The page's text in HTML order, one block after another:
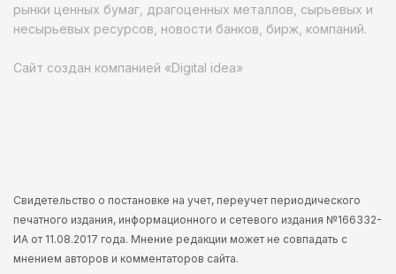
рынки ценных бумаг, драгоценных металлов, сырьевых и
несырьевых ресурсов, новости банков, бирж, компаний.
Сайт создан компанией «Digital idea»
Свидетельство о постановке на учет, переучет периодического
печатного издания, информационного и сетевого издания №166332-
ИА от 11.08.2017 года. Мнение редакции может не совпадать с
мнением авторов и комментаторов сайта.